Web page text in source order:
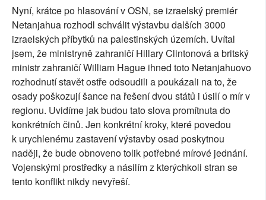
Nyní, krátce po hlasování v OSN, se izraelský premiér
Netanjahua rozhodl schválit výstavbu dalších 3000
izraelských příbytků na palestinských územích. Uvítal
jsem, že ministryně zahraničí Hillary Clintonová a britský
ministr zahraničí William Hague ihned toto Netanjahuovo
rozhodnutí stavět ostře odsoudili a poukázali na to, že
osady poškozují šance na řešení dvou států i úsilí o mír v
regionu. Uvidíme jak budou tato slova promítnuta do
konkrétních činů. Jen konkrétní kroky, které povedou
k urychlenému zastavení výstavby osad poskytnou
naději, že bude obnoveno tolik potřebné mírové jednání.
Vojenskými prostředky a násilím z kterýchkoli stran se
tento konflikt nikdy nevyřeší.